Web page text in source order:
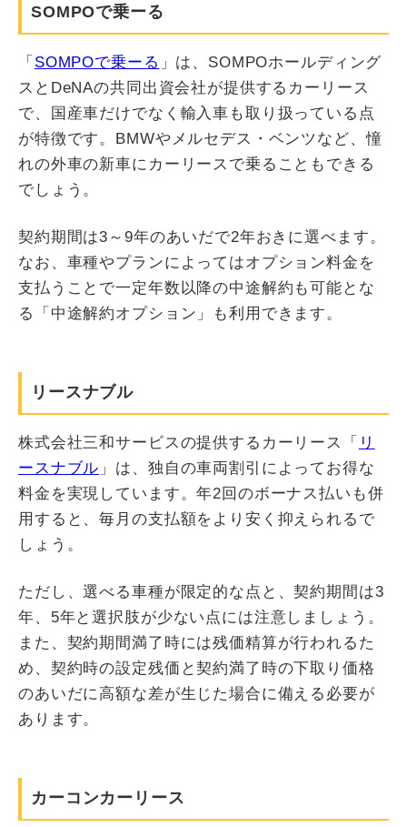
SOMPOで乗ーる
「 SOMPOで乗ーる 」は、SOMPOホールディング
スとDeNAの共同出資会社が提供するカーリース
で、国産車だけでなく輸入車も取り扱っている点
が特徴です。BMWやメルセデス・ベンツなど、憧
れの外車の新車にカーリースで乗ることもできる
でしょう。
契約期間は3～9年のあいだで2年おきに選べます。
なお、車種やプランによってはオプション料金を
支払うことで一定年数以降の中途解約も可能とな
る「中途解約オプション」も利用できます。
リースナブル
株式会社三和サービスの提供するカーリース「 リ
ースナブル 」は、独自の車両割引によってお得な
料金を実現しています。年2回のボーナス払いも併
用すると、毎月の支払額をより安く抑えられるで
しょう。
ただし、選べる車種が限定的な点と、契約期間は3
年、5年と選択肢が少ない点には注意しましょう。
また、契約期間満了時には残価精算が行われるた
め、契約時の設定残価と契約満了時の下取り価格
のあいだに高額な差が生じた場合に備える必要が
あります。
カーコンカーリース